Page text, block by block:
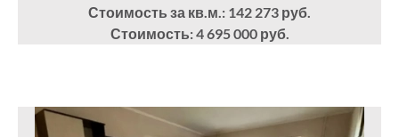
Стоимость за кв.м.: 142 273 руб.
Стоимость: 4 695 000 руб.